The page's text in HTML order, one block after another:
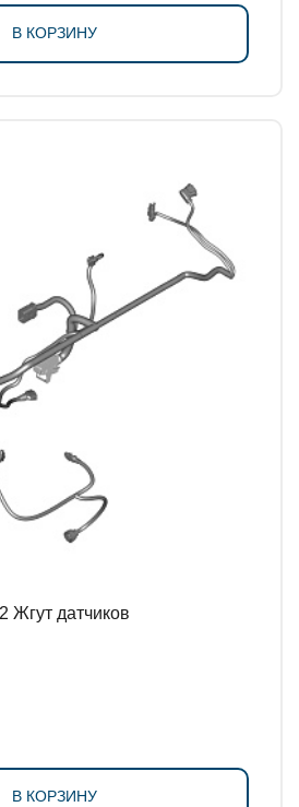
В КОРЗИНУ
53603.3724012-02 Жгут датчиков
В КОРЗИНУ